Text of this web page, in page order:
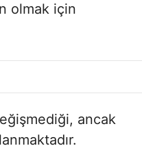
olmak için
ancak